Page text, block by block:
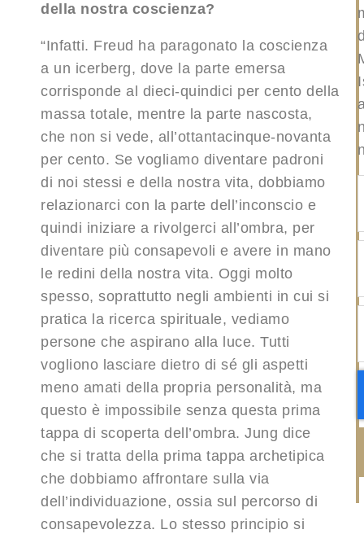
della nostra coscienza?
“Infatti. Freud ha paragonato la coscienza
a un icerberg, dove la parte emersa
corrisponde al dieci-quindici per cento della
massa totale, mentre la parte nascosta,
che non si vede, all’ottantacinque-novanta
per cento. Se vogliamo diventare padroni
di noi stessi e della nostra vita, dobbiamo
relazionarci con la parte dell’inconscio e
quindi iniziare a rivolgerci all’ombra, per
diventare più consapevoli e avere in mano
le redini della nostra vita. Oggi molto
spesso, soprattutto negli ambienti in cui si
pratica la ricerca spirituale, vediamo
persone che aspirano alla luce. Tutti
vogliono lasciare dietro di sé gli aspetti
meno amati della propria personalità, ma
questo è impossibile senza questa prima
tappa di scoperta dell’ombra. Jung dice
che si tratta della prima tappa archetipica
che dobbiamo affrontare sulla via
dell’individuazione, ossia sul percorso di
consapevolezza. Lo stesso principio si